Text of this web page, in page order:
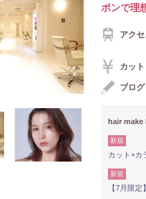
ポンで理
アクセ
カット
ブログ
hair make
新規
カット+カ
新規
【7月限